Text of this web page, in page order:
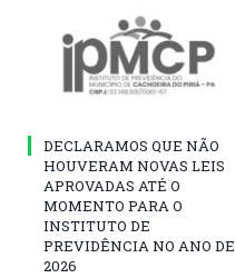
DECLARAMOS QUE NÃO
HOUVERAM NOVAS LEIS
APROVADAS ATÉ O
MOMENTO PARA O
INSTITUTO DE
PREVIDÊNCIA NO ANO DE
2026